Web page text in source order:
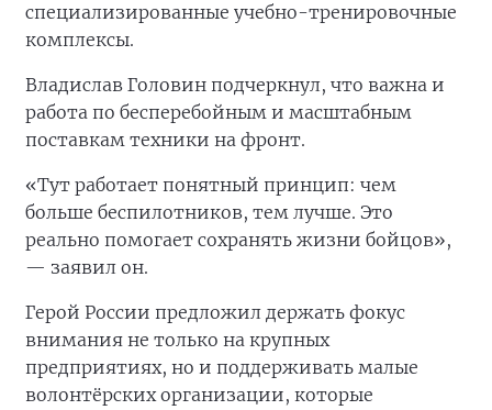
специализированные учебно-тренировочные
комплексы.
Владислав Головин подчеркнул, что важна и
работа по бесперебойным и масштабным
поставкам техники на фронт.
«Тут работает понятный принцип: чем
больше беспилотников, тем лучше. Это
реально помогает сохранять жизни бойцов»,
— заявил он.
Герой России предложил держать фокус
внимания не только на крупных
предприятиях, но и поддерживать малые
волонтёрских организации, которые